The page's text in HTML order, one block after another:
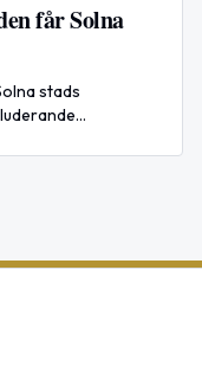
får Solna
stads